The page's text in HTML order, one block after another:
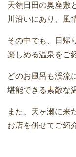
天領日田の奥座敷
川沿いにあり、風
その中でも、日帰
楽しめる温泉をご
どのお風呂も渓流
堪能できる素敵な
また、天ヶ瀬に来
お店を併せてご紹